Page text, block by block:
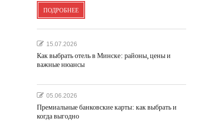
ПОДРОБНЕЕ
15.07.2026
Как выбрать отель в Минске: районы, цены и
важные нюансы
05.06.2026
Премиальные банковские карты: как выбрать и
когда выгодно